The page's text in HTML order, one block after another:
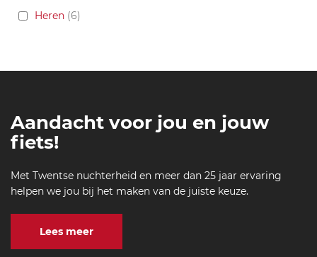
Heren 6
Aandacht voor jou en jouw
fiets!
Met Twentse nuchterheid en meer dan 25 jaar ervaring
helpen we jou bij het maken van de juiste keuze.
Lees meer